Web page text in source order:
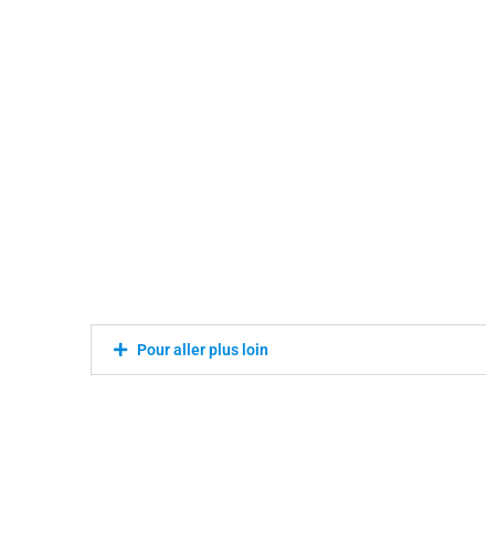
Pour aller plus loin